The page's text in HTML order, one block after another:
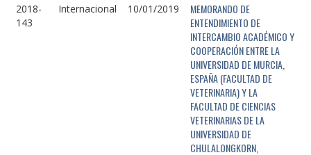
2018-
143
Internacional 10/01/2019
MEMORANDO DE
ENTENDIMIENTO DE
INTERCAMBIO ACADÉMICO Y
COOPERACIÓN ENTRE LA
UNIVERSIDAD DE MURCIA,
ESPAÑA (FACULTAD DE
VETERINARIA) Y LA
FACULTAD DE CIENCIAS
VETERINARIAS DE LA
UNIVERSIDAD DE
CHULALONGKORN,